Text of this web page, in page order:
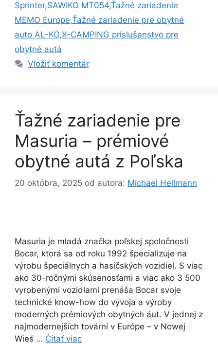
Sprinter,SAWIKO MT054,Ťažné zariadenie
MEMO Europe,Ťažné zariadenie pre obytné
auto AL-KO,X-CAMPING príslušenstvo pre
obytné autá
Vložiť komentár
Ťažné zariadenie pre
Masuria – prémiové
obytné autá z Poľska
20 októbra, 2025 od autora: Michael Hellmann
Masuria je mladá značka poľskej spoločnosti
Bocar, ktorá sa od roku 1992 špecializuje na
výrobu špeciálnych a hasičských vozidiel. S viac
ako 30-ročnými skúsenosťami a viac ako 3 500
vyrobenými vozidlami prenáša Bocar svoje
technické know-how do vývoja a výroby
moderných prémiových obytných áut. V jednej z
najmodernejších tovární v Európe – v Nowej
Wieś … Čítať viac